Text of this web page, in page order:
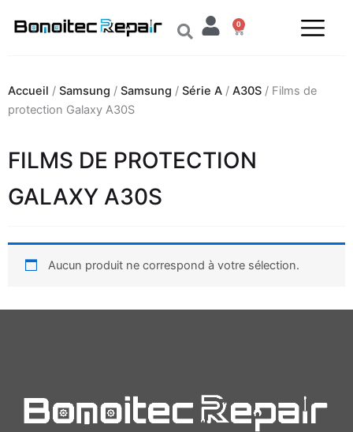
0
Panier
Accueil / Samsung / Samsung / Série A / A30S / Films de
protection Galaxy A30S
FILMS DE PROTECTION
GALAXY A30S
Aucun produit ne correspond à votre sélection.